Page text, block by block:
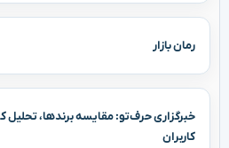
رمان بازار
خبرگزاری حرف‌تو: مقایسه برندها، تحلیل
کاربران